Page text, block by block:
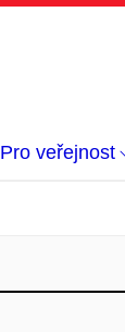
Pro veřejnost